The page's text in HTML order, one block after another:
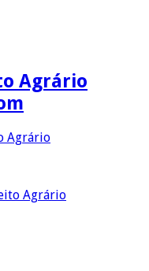
Agrário
Agrário